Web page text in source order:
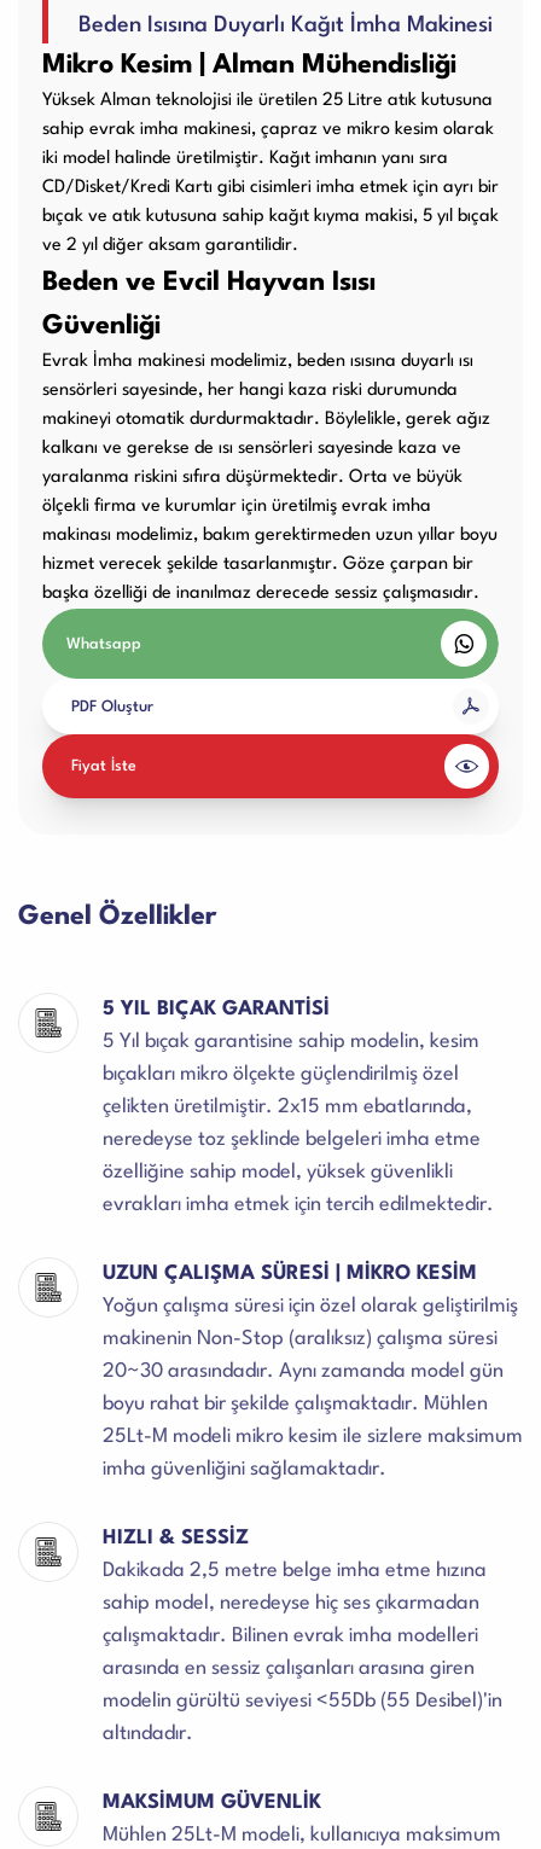
Giyotin Makineleri
Paketleme Dolgu
Makinaları
Diğer Ürünler
Kullanım Kılavuzları
Beden Isısına Duyarlı Kağıt İmha Makinesi
Mikro Kesim | Alman Mühendisliği
Yüksek Alman teknolojisi ile üretilen 25 Litre atık kutusuna
sahip evrak imha makinesi, çapraz ve mikro kesim olarak
iki model halinde üretilmiştir. Kağıt imhanın yanı sıra
CD/Disket/Kredi Kartı gibi cisimleri imha etmek için ayrı bir
bıçak ve atık kutusuna sahip kağıt kıyma makisi, 5 yıl bıçak
ve 2 yıl diğer aksam garantilidir.
Beden ve Evcil Hayvan Isısı
Güvenliği
Evrak İmha makinesi modelimiz, beden ısısına duyarlı ısı
sensörleri sayesinde, her hangi kaza riski durumunda
makineyi otomatik durdurmaktadır. Böylelikle, gerek ağız
kalkanı ve gerekse de ısı sensörleri sayesinde kaza ve
yaralanma riskini sıfıra düşürmektedir. Orta ve büyük
ölçekli firma ve kurumlar için üretilmiş evrak imha
makinası modelimiz, bakım gerektirmeden uzun yıllar boyu
hizmet verecek şekilde tasarlanmıştır. Göze çarpan bir
başka özelliği de inanılmaz derecede sessiz çalışmasıdır.
Whatsapp
PDF Oluştur
Fiyat İste
Genel Özellikler
5 YIL BIÇAK GARANTİSİ
5 Yıl bıçak garantisine sahip modelin, kesim
bıçakları mikro ölçekte güçlendirilmiş özel
çelikten üretilmiştir. 2x15 mm ebatlarında,
neredeyse toz şeklinde belgeleri imha etme
özelliğine sahip model, yüksek güvenlikli
evrakları imha etmek için tercih edilmektedir.
UZUN ÇALIŞMA SÜRESİ | MİKRO KESİM
Yoğun çalışma süresi için özel olarak geliştirilmiş
makinenin Non-Stop (aralıksız) çalışma süresi
20~30 arasındadır. Aynı zamanda model gün
boyu rahat bir şekilde çalışmaktadır. Mühlen
25Lt-M modeli mikro kesim ile sizlere maksimum
imha güvenliğini sağlamaktadır.
HIZLI & SESSİZ
Dakikada 2,5 metre belge imha etme hızına
sahip model, neredeyse hiç ses çıkarmadan
çalışmaktadır. Bilinen evrak imha modelleri
arasında en sessiz çalışanları arasına giren
modelin gürültü seviyesi <55Db (55 Desibel)'in
altındadır.
MAKSİMUM GÜVENLİK
Mühlen 25Lt-M modeli, kullanıcıya maksimum